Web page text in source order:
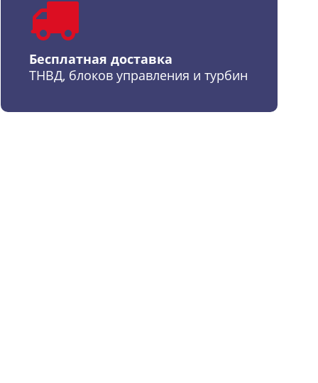
Бесплатная доставка
ТНВД, блоков управления и турбин